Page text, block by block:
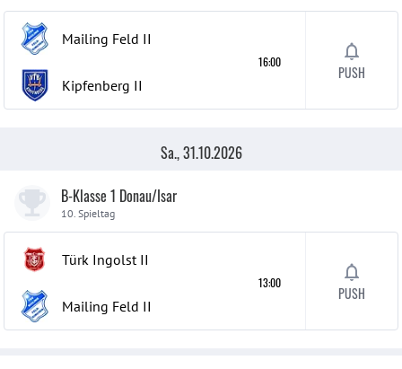
Mailing Feld II
Kipfenberg II
16:00
PUSH
Sa., 31.10.2026
B-Klasse 1 Donau/Isar
10. Spieltag
Türk Ingolst II
Mailing Feld II
13:00
PUSH